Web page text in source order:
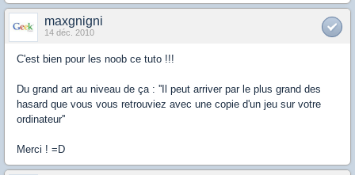
maxgnigni
14 déc. 2010
C'est bien pour les noob ce tuto !!!
Du grand art au niveau de ça : ''Il peut arriver par le plus grand des
hasard que vous vous retrouviez avec une copie d'un jeu sur votre
ordinateur''
Merci ! =D